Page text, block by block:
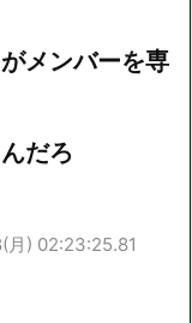
メンバーを専
だろ
) 02:23:25.81